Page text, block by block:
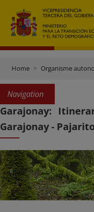
Home Organisme
Navigation
Garajonay:
Garajonay -